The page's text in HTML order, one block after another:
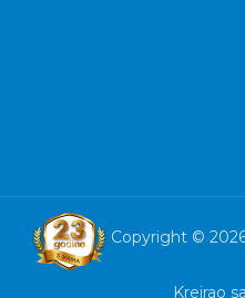
Copyright ©
Kreirao